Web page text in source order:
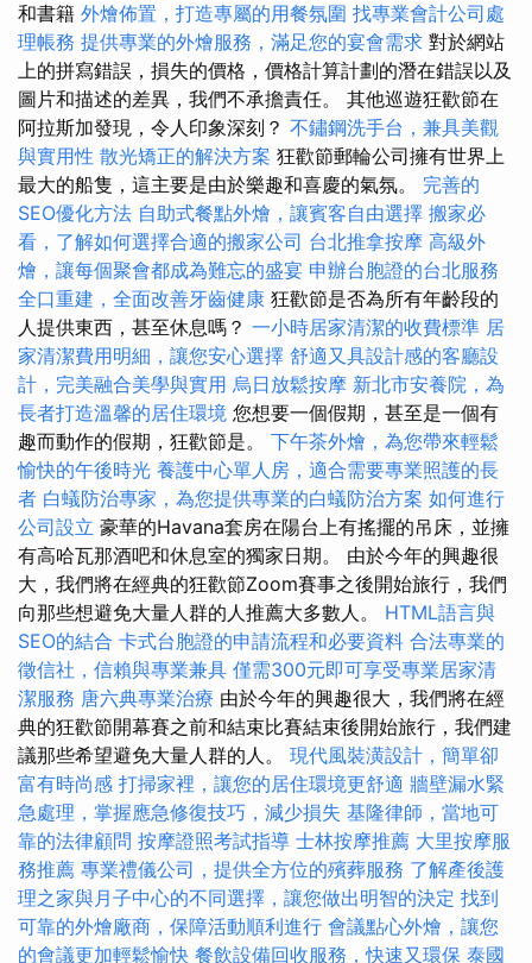
和書籍 外燴佈置，打造專屬的用餐氛圍 找專業會計公司處
理帳務 提供專業的外燴服務，滿足您的宴會需求 對於網站
上的拼寫錯誤，損失的價格，價格計算計劃的潛在錯誤以及
圖片和描述的差異，我們不承擔責任。 其他巡遊狂歡節在
阿拉斯加發現，令人印象深刻？ 不鏽鋼洗手台，兼具美觀
與實用性 散光矯正的解決方案 狂歡節郵輪​​公司擁有世界上
最大的船隻，這主要是由於樂趣和喜慶的氣氛。 完善的
SEO優化方法 自助式餐點外燴，讓賓客自由選擇 搬家必
看，了解如何選擇合適的搬家公司 台北推拿按摩 高級外
燴，讓每個聚會都成為難忘的盛宴 申辦台胞證的台北服務
全口重建，全面改善牙齒健康 狂歡節是否為所有年齡段的
人提供東西，甚至休息嗎？ 一小時居家清潔的收費標準 居
家清潔費用明細，讓您安心選擇 舒適又具設計感的客廳設
計，完美融合美學與實用 烏日放鬆按摩 新北市安養院，為
長者打造溫馨的居住環境 您想要一個假期，甚至是一個有
趣而動作的假期，狂歡節是。 下午茶外燴，為您帶來輕鬆
愉快的午後時光 養護中心單人房，適合需要專業照護的長
者 白蟻防治專家，為您提供專業的白蟻防治方案 如何進行
公司設立 豪華的Havana套房在陽台上有搖擺的吊床，並擁
有高哈瓦那酒吧和休息室的獨家日期。 由於今年的興趣很
大，我們將在經典的狂歡節Zoom賽事之後開始旅行，我們
向那些想避免大量人群的人推薦大多數人。 HTML語言與
SEO的結合 卡式台胞證的申請流程和必要資料 合法專業的
徵信社，信賴與專業兼具 僅需300元即可享受專業居家清
潔服務 唐六典專業治療 由於今年的興趣很大，我們將在經
典的狂歡節開幕賽之前和結束比賽結束後開始旅行，我們建
議那些希望避免大量人群的人。 現代風裝潢設計，簡單卻
富有時尚感 打掃家裡，讓您的居住環境更舒適 牆壁漏水緊
急處理，掌握應急修復技巧，減少損失 基隆律師，當地可
靠的法律顧問 按摩證照考試指導 士林按摩推薦 大里按摩服
務推薦 專業禮儀公司，提供全方位的殯葬服務 了解產後護
理之家與月子中心的不同選擇，讓您做出明智的決定 找到
可靠的外燴廠商，保障活動順利進行 會議點心外燴，讓您
的會議更加輕鬆愉快 餐飲設備回收服務，快速又環保 泰國